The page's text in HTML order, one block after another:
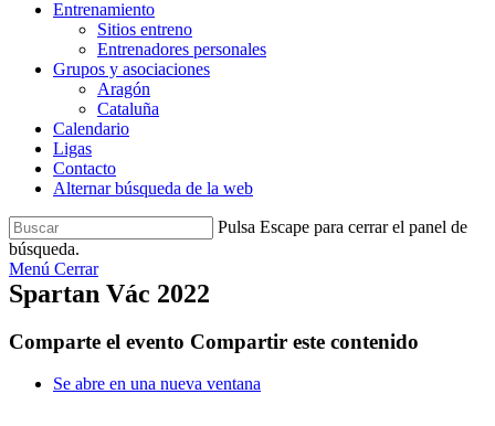
Entrenamiento
Sitios entreno
Entrenadores personales
Grupos y asociaciones
Aragón
Cataluña
Calendario
Ligas
Contacto
Alternar búsqueda de la web
Pulsa Escape para cerrar el panel de
búsqueda.
Menú Cerrar
Spartan Vác 2022
Comparte el evento Compartir este contenido
Se abre en una nueva ventana